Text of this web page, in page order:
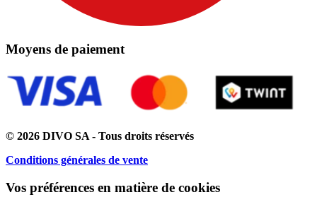
Moyens de paiement
© 2026 DIVO SA - Tous droits réservés
Conditions générales de vente
Vos préférences en matière de cookies